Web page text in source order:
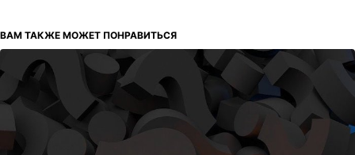
ВАМ ТАКЖЕ МОЖЕТ ПОНРАВИТЬСЯ